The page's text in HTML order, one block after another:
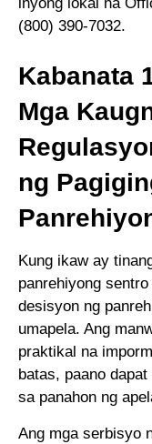
(800) 390-7032.
Kabanata
Mga
ng
Kung ikaw ay
panrehiyong
desisyon ng
umapela. Ang
praktikal na
batas, paano
sa panahon ng
Ang mga serbisyo